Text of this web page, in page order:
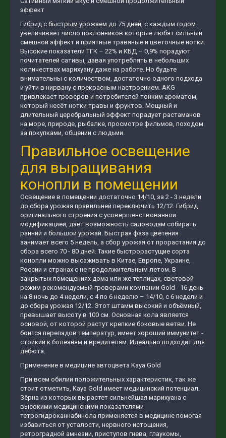
эффект
Гибрид с быстрым урожаем до 75 дней, с каждым годом
увеличивает число поклонников которые любят сильный
смешной эффект и приятные травяные и цветочные нотки.
Высокие показатели ТГК – 22% и КБД – 0,9% порадуют
почитателей сативы, давая употреблять в небольших
количествах марихуану даже на работе. Но будьте
внимательны с количеством, достаточно одного подхода
и уйти в нирвану с прекрасным настроением. AKG
привлекает гроверов и потребителей тонким ароматом,
который несёт нотки травы и фруктов. Мощный и
длительный церебральный эффект порадует растаманов
на море, природе, рыбалке, просмотре фильмов, походом
за покупками, общении с людьми.
Правильное освещение
для выращивания
конопли в помещении
Освещение в помещении достаточно 14/10, за 2 - 3 недели
до сбора урожая правильней переключить 12/12. Гибрид
оригинального строения с усовершенствованной
модификацией, даёт возможность садоводам собирать
ранний и большой урожай. Быстрая фаза цветения
занимает всего 5 недель, а сбор урожая от прорастания до
сбора всего 70 - 80 дней. Такие быстрорастущие сорта
конопли можно высаживать в Китае, Европе, Украине,
России и странах с не продолжительным летом. В
закрытых помещениях дома или же теплицах, световой
режим рекомендуемый гроверами компании Gold - 16 день
на 8 ночь до 4 недели, с 4 по 6 неделю – 14/10, с 6 недели и
до сбора урожая 12/12. Этот штамм высокий и объёмный,
превышает высоту в 100 см. Основная кола является
основой, от которой растут крепкие боковые ветви. Не
боится перепадов температур, имеет хороший иммунитет -
стойкий к болезням и вредителям. Идеально подходит для
дебюта.
Применение в медицине автоцвета Kaya Gold
При всем обилии положительных характеристик, так же
стоит отметить, Kaya Gold имеет медицинский потенциал.
Зёрна из которых вырастет сильнейшая марихуана с
высокими медицинскими показателями
тетрогидроканнабинола применяется в медицине помогая
избавиться от усталости, нервного истощения,
ретроградной амнезии, приступов гнева, глаукомы,